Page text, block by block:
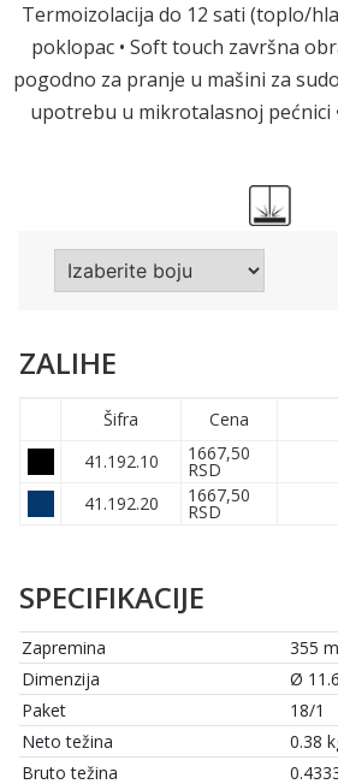
Termoizolacija do 12 sati (toplo/
poklopac • Soft touch završna
pogodno za pranje u mašini za
upotrebu u mikrotalasnoj pećnici
ZALIHE
Šifra Cena
41.192.10
1667,50
RSD
41.192.20
1667,50
RSD
SPECIFIKACIJE
Zapremina
355
Dimenzija
Ø
Paket
18/1
Neto težina
0.38
Bruto težina